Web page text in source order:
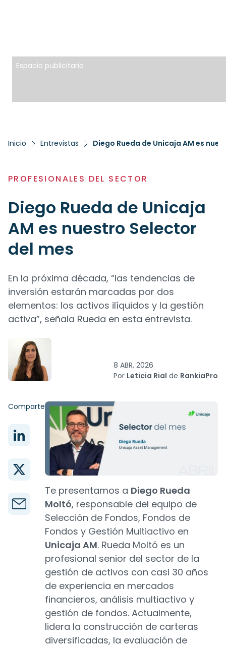
Espacio publicitario
Inicio Entrevistas Diego Rueda de Unicaja AM es
PROFESIONALES DEL SECTOR
Diego Rueda de Unicaja
AM es nuestro Selector
del mes
En la próxima década, “las tendencias de
inversión estarán marcadas por dos
elementos: los activos ilíquidos y la gestión
activa”, señala Rueda en esta entrevista.
8 ABR, 2026
Por Leticia Rial de RankiaPro
Comparte
Te presentamos a Diego Rueda
Moltó, responsable del equipo de
Selección de Fondos, Fondos de
Fondos y Gestión Multiactivo en
Unicaja AM. Rueda Moltó es un
profesional senior del sector de la
gestión de activos con casi 30 años
de experiencia en mercados
financieros, análisis multiactivo y
gestión de fondos. Actualmente,
lidera la construcción de carteras
diversificadas, la evaluación de